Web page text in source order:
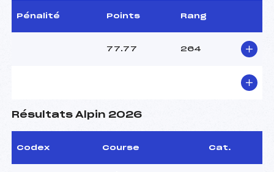
Pénalité Points Rang
77.77 264
Résultats Alpin 2026
Codex Course Cat.